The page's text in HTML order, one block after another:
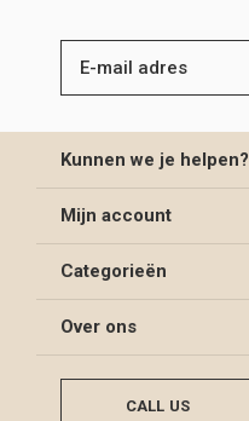
Kunnen we je helpen?
Mijn account
Categorieën
Over ons
CALL US